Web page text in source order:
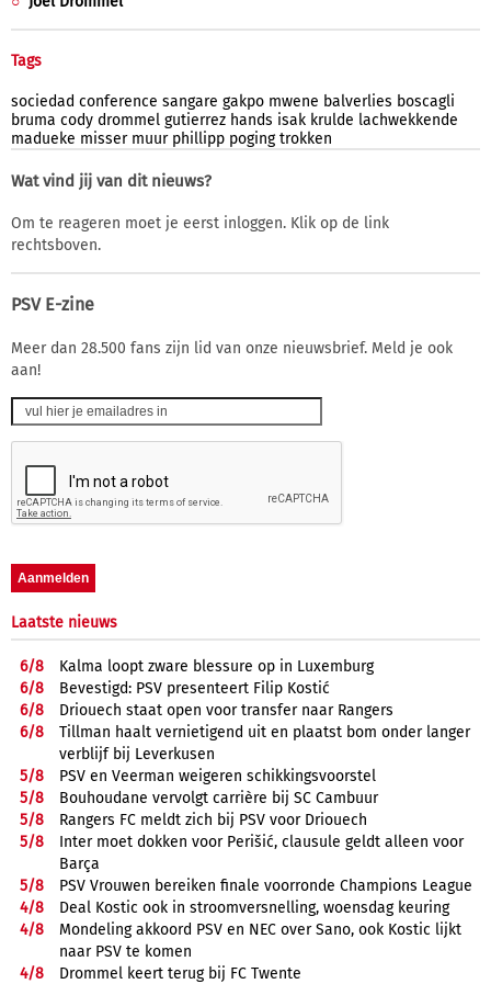
Tags
sociedad conference sangare gakpo mwene balverlies boscagli
bruma cody drommel gutierrez hands isak krulde lachwekkende
madueke misser muur phillipp poging trokken
Wat vind jij van dit nieuws?
Om te reageren moet je eerst inloggen. Klik op de link
rechtsboven.
PSV E-zine
Meer dan 28.500 fans zijn lid van onze nieuwsbrief. Meld je ook
aan!
Laatste nieuws
6/8
Kalma loopt zware blessure op in Luxemburg
6/8
Bevestigd: PSV presenteert Filip Kostić
6/8
Driouech staat open voor transfer naar Rangers
6/8
Tillman haalt vernietigend uit en plaatst bom onder langer
verblijf bij Leverkusen
5/8
PSV en Veerman weigeren schikkingsvoorstel
5/8
Bouhoudane vervolgt carrière bij SC Cambuur
5/8
Rangers FC meldt zich bij PSV voor Driouech
5/8
Inter moet dokken voor Perišić, clausule geldt alleen voor
Barça
5/8
PSV Vrouwen bereiken finale voorronde Champions League
4/8
Deal Kostic ook in stroomversnelling, woensdag keuring
4/8
Mondeling akkoord PSV en NEC over Sano, ook Kostic lijkt
naar PSV te komen
4/8
Drommel keert terug bij FC Twente